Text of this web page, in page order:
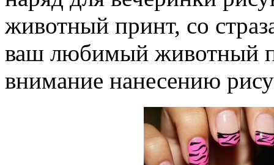
животный принт, со
ваш любимый животный
внимание нанесению